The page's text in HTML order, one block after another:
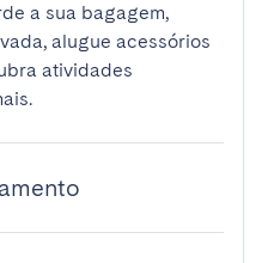
a sua bagagem,
alugue acessórios
atividades